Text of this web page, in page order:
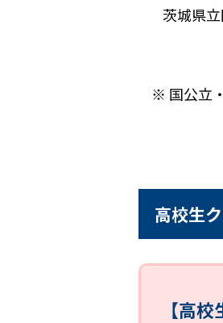
茨城県
※ 国公立
高校生
【高